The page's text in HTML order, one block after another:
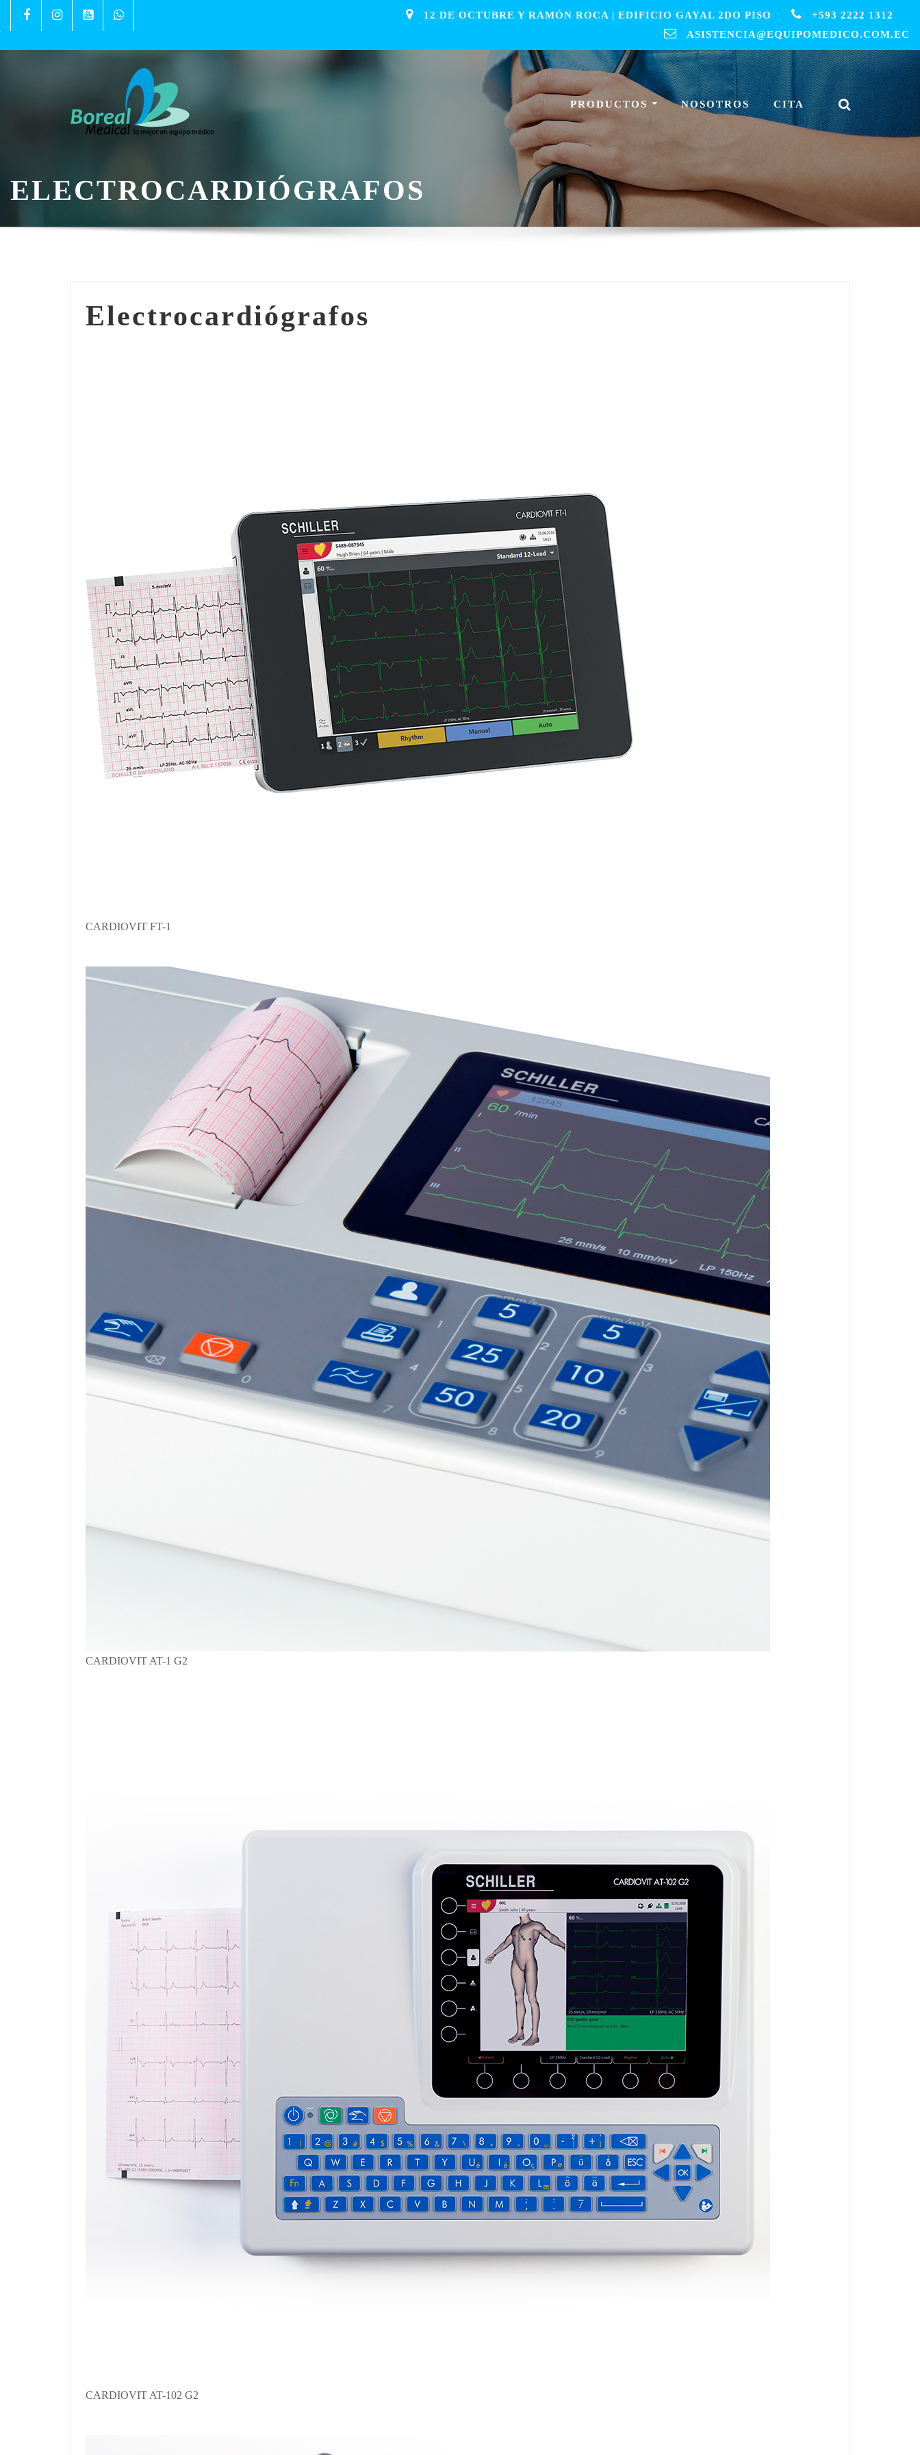
12 DE OCTUBRE Y RAMÓN ROCA | EDIFICIO GAYAL 2DO PISO
+593 2222 1312
ASISTENCIA@EQUIPOMEDICO.COM.EC
PRODUCTOS NOSOTROS CITA
ELECTROCARDIÓGRAFOS
Electrocardiógrafos
CARDIOVIT FT-1
CARDIOVIT AT-1 G2
CARDIOVIT AT-102 G2